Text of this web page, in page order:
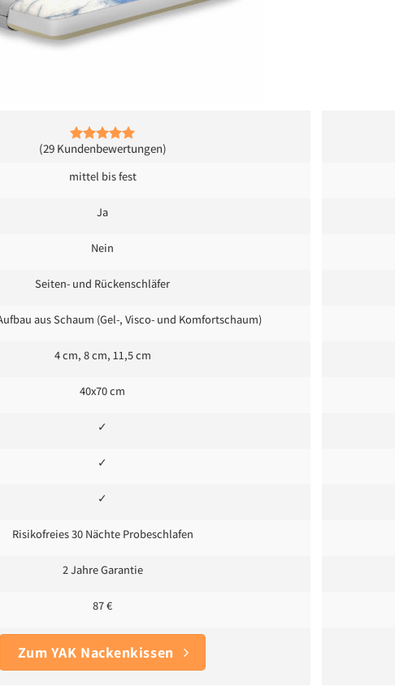
(29 Kundenbewertungen)
mittel bis fest
Ja
Nein
Seiten- und Rückenschläfer
aus Schaum (Gel-, Visco- und Komfortschaum)
4 cm, 8 cm, 11,5 cm
40x70 cm
✓
✓
✓
Risikofreies 30 Nächte Probeschlafen
2 Jahre Garantie
87 €
Zum YAK Nackenkissen